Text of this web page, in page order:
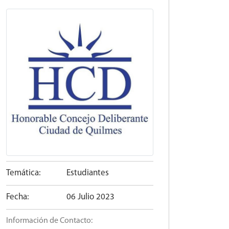
Temática: Estudiantes
Fecha: 06 Julio 2023
Información de Contacto: